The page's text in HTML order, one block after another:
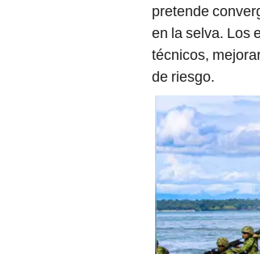
pretende
en la selva. Los
técnicos,
de riesgo.